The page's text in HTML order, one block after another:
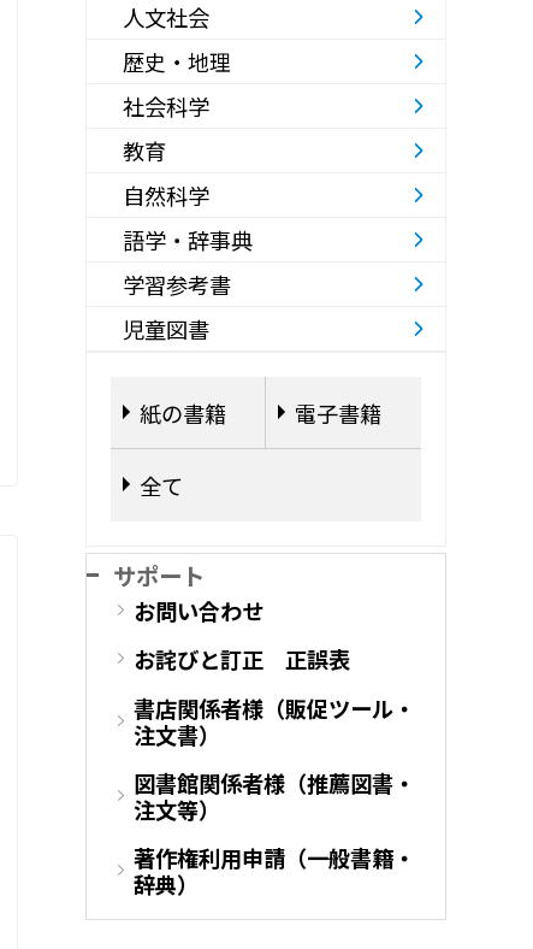
人文社会
歴史・地理
社会科学
教育
自然科学
語学・辞事典
学習参考書
児童図書
紙の書籍 電子書籍
全て
サポート
お問い合わせ
お詫びと訂正 正誤表
書店関係者様（販促ツール・
注文書）
図書館関係者様（推薦図書・
注文等）
著作権利用申請（一般書籍・
辞典）